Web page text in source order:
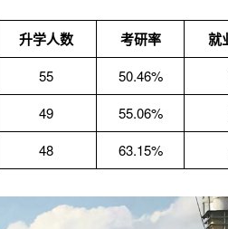
升学人数 考研率 就
55 50.46%
49 55.06%
48 63.15%